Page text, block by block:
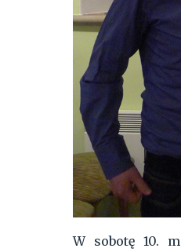
W sobotę 10.